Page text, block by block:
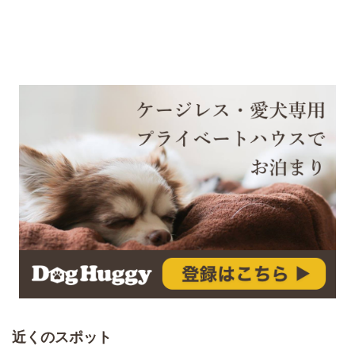
近くのスポット